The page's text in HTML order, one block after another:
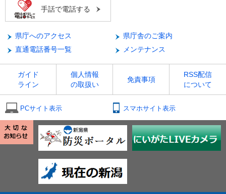
手話で電話する
県庁へのアクセス
県庁舎のご案内
直通電話番号一覧
メンテナンス
ガイド
ライン
個人情報
の取扱い
免責事項
RSS配信
について
PCサイト表示 スマホサイト表示